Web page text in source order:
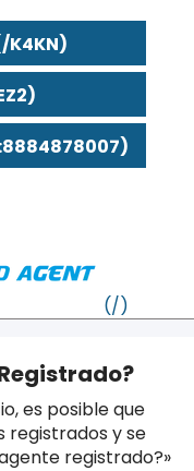
es posible que
registrados y se
registrado?»
VT
MA